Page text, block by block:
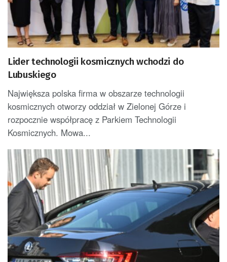
Lider technologii kosmicznych wchodzi do
Lubuskiego
Największa polska firma w obszarze technologii
kosmicznych otworzy oddział w Zielonej Górze i
rozpocznie współpracę z Parkiem Technologii
Kosmicznych. Mowa...